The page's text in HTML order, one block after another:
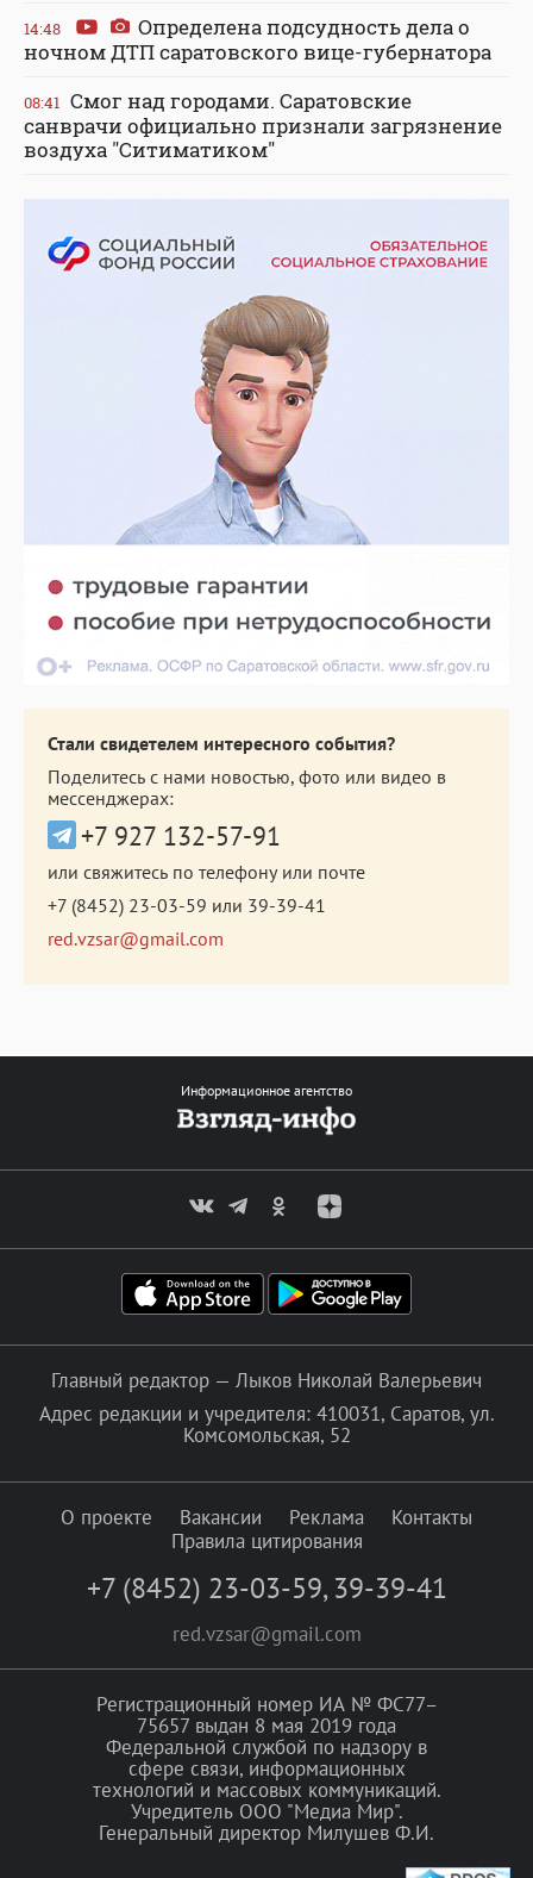
14:48
Определена подсудность дела о
ночном ДТП саратовского вице-губернатора
08:41 Смог над городами. Саратовские
санврачи официально признали загрязнение
воздуха "Ситиматиком"
Стали свидетелем интересного события?
Поделитесь с нами новостью, фото или видео в
мессенджерах:
+7 927 132-57-91
или свяжитесь по телефону или почте
+7 (8452) 23-03-59 или 39-39-41
red.vzsar@gmail.com
Информационное агентство
Главный редактор — Лыков Николай Валерьевич
Адрес редакции и учредителя: 410031, Саратов, ул.
Комсомольская, 52
О проекте Вакансии Реклама
Контакты
Правила цитирования
+7 (8452) 23-03-59, 39-39-41
red.vzsar@gmail.com
Регистрационный номер ИА № ФС77–
75657 выдан 8 мая 2019 года
Федеральной службой по надзору в
сфере связи, информационных
технологий и массовых коммуникаций.
Учредитель ООО "Медиа Мир".
Генеральный директор Милушев Ф.И.